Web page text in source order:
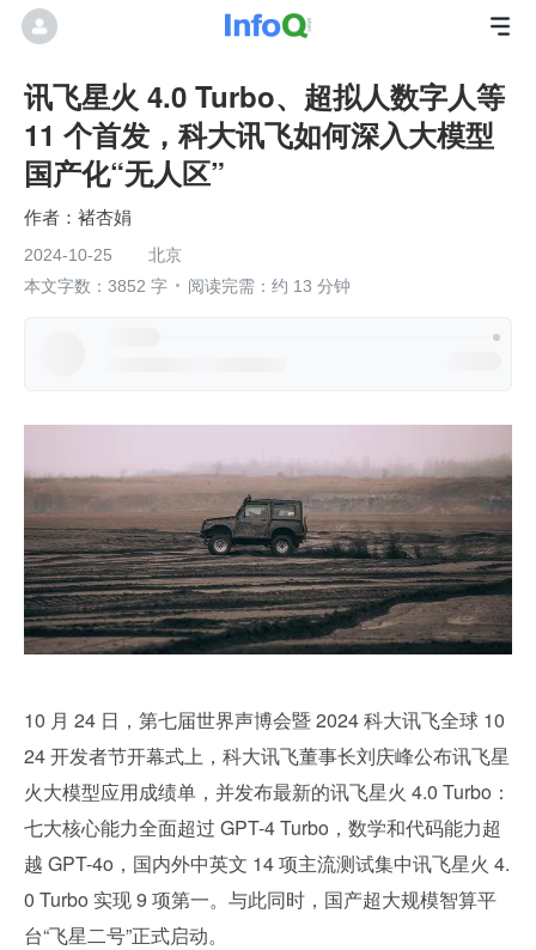
讯飞星火 4.0 Turbo、超拟人数字人等
11 个首发，科大讯飞如何深入大模型
国产化“无人区”
褚杏娟
2024-10-25
北京
本文字数：3852 字
阅读完需：约 13 分钟
10 月 24 日，第七届世界声博会暨 2024 科大讯飞全球 10
24 开发者节开幕式上，科大讯飞董事长刘庆峰公布讯飞星
火大模型应用成绩单，并发布最新的讯飞星火 4.0 Turbo：
七大核心能力全面超过 GPT-4 Turbo，数学和代码能力超
越 GPT-4o，国内外中英文 14 项主流测试集中讯飞星火 4.
0 Turbo 实现 9 项第一。与此同时，国产超大规模智算平
台“飞星二号”正式启动。